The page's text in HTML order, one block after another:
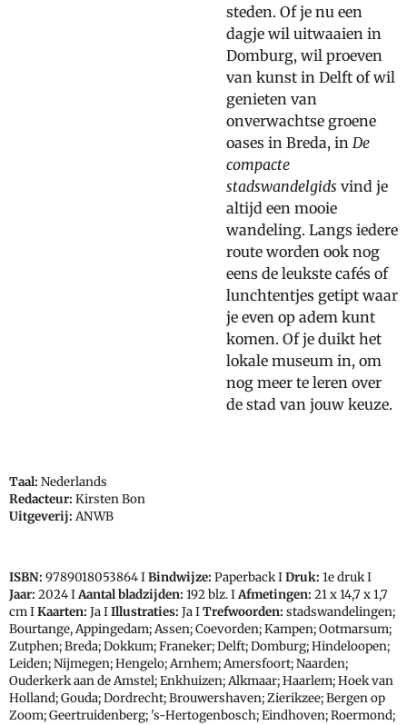
steden. Of je nu een
dagje wil uitwaaien in
Domburg, wil proeven
van kunst in Delft of wil
genieten van
onverwachtse groene
oases in Breda, in De
compacte
stadswandelgids vind je
altijd een mooie
wandeling. Langs iedere
route worden ook nog
eens de leukste cafés of
lunchtentjes getipt waar
je even op adem kunt
komen. Of je duikt het
lokale museum in, om
nog meer te leren over
de stad van jouw keuze.
Taal: Nederlands
Redacteur: Kirsten Bon
Uitgeverij: ANWB
ISBN: 9789018053864IBindwijze: Paperback IDruk: 1e druk I
Jaar: 2024 IAantal bladzijden: 192 blz. IAfmetingen: 21 x 14,7 x 1,7
cm IKaarten: Ja IIllustraties: Ja ITrefwoorden: stadswandelingen;
Bourtange, Appingedam; Assen; Coevorden; Kampen; Ootmarsum;
Zutphen; Breda; Dokkum; Franeker; Delft; Domburg; Hindeloopen;
Leiden; Nijmegen; Hengelo; Arnhem; Amersfoort; Naarden;
Ouderkerk aan de Amstel; Enkhuizen; Alkmaar; Haarlem; Hoek van
Holland; Gouda; Dordrecht; Brouwershaven; Zierikzee; Bergen op
Zoom; Geertruidenberg; 's-Hertogenbosch; Eindhoven; Roermond;